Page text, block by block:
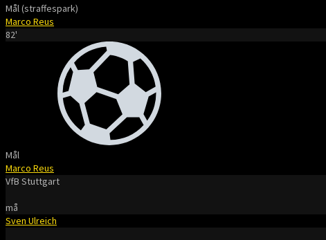
Mål (straffespark)
Marco Reus
82'
Mål
Marco Reus
VfB Stuttgart
må
Sven Ulreich